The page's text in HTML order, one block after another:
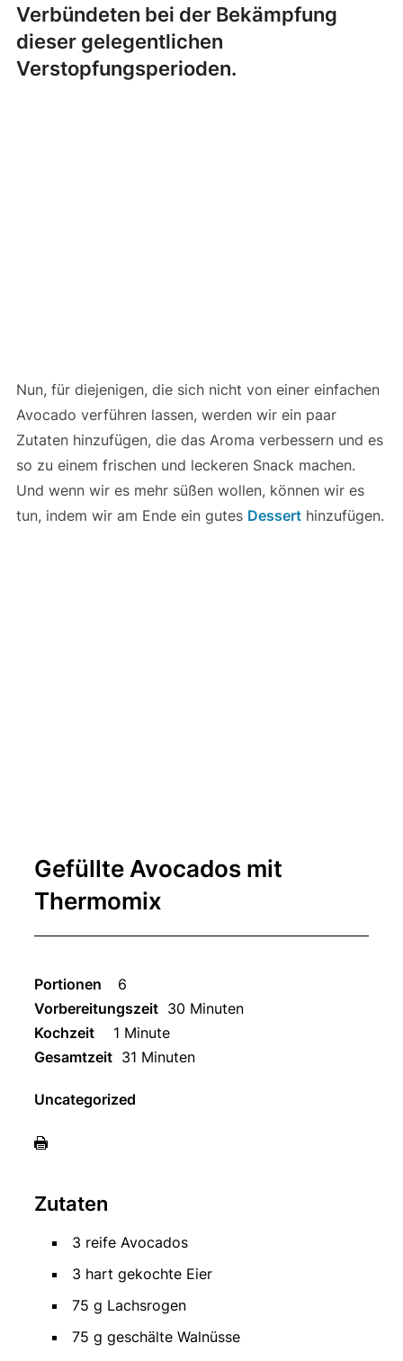
Verbündeten bei der Bekämpfung
dieser gelegentlichen
Verstopfungsperioden.
Nun, für diejenigen, die sich nicht von einer einfachen
Avocado verführen lassen, werden wir ein paar
Zutaten hinzufügen, die das Aroma verbessern und es
so zu einem frischen und leckeren Snack machen.
Und wenn wir es mehr süßen wollen, können wir es
tun, indem wir am Ende ein gutes Desserthinzufügen.
Gefüllte Avocados mit
Thermomix
Portionen
6
Vorbereitungszeit 30 Minuten
Kochzeit
1 Minute
Gesamtzeit 31 Minuten
Uncategorized
Zutaten
3 reife Avocados
3 hart gekochte Eier
75 g Lachsrogen
75 g geschälte Walnüsse